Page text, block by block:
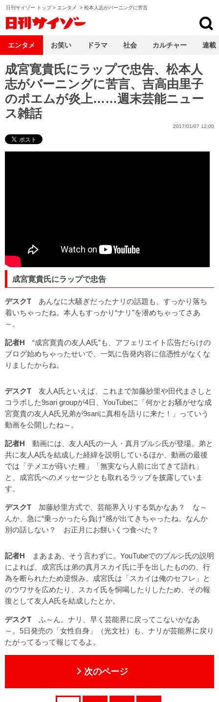
日刊サイゾー トップ> エンタメ > 松本人志がバーニングに苦言
成宮寛貴氏にラップで忠告、松本人
志がバーニングに苦言、吉高由里子
のポエムが炎上……週末芸能ニュー
ス雑話
2017/01/07 12:00
成宮寛貴氏にラップで忠告
デスクT あんなに大騒ぎだったナリの話題も、すっかり落ち
着いちゃったね。本人もすっかり“ナリ”を潜めちゃってさあ
～。
記者H “成宮寛貴の友人A氏”も、アフェリエイト広告だらけの
ブログ始めちゃったせいで、一気に告発内容に信憑性がなくな
りましたからね。
デスクT 友人A氏といえば、これまで加藤紗里や田代まさしと
コラボした9sari groupが4日、YouTubeに「何かとお騒がせな成
宮寛貴の友人A氏兄弟が9sariに真相を語りに来た！」っていう
動画を公開したね～。
記者H 動画には、友人A氏の一人・真月ブルシ氏が登場。弟と
共に友人A氏を結成した経緯を説明しているほか、動画の最後
では「テメエが蒔いた種」「無実なら人前に出てきて語れ」
と、成宮氏へのメッセージとも取れるラップを披露していま
す。
デスクT 加藤紗里方式で、芸能界入りする気かなあ？ な～
んか、急に“乗っかったら負け”感が出てきちゃったね。なんか
別の話しない？ お正月にお餅いくつ食べた？
記者H まあまあ、そう言わずに。YouTubeでのブルシ氏の説明
によれば、成宮氏は弟の真月スカイ氏に手を出したものの、行
為を断られたため逆恨み。成宮氏は「スカイは俺のセフレ」と
のウワサを広めたり、スカイ氏を恫喝したりしたため、その報
復として友人A氏を結成したとか。
デスクT ふ～ん。ナリ、早く芸能界に戻ってこないかなあ
～。5日発売の「女性自身」（光文社）も、ナリが芸能界に戻り
たがってるって報じてるよ。
次のページ
エンタメ お笑い ドラマ 社会 カルチャー 連載